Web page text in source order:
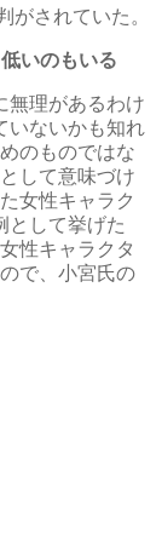
がされていた。
いのもいる
無理があるわけ
いないかも知れ
のものではな
して意味づけ
女性キャラク
として挙げた
性キャラクタ
で、小宮氏の